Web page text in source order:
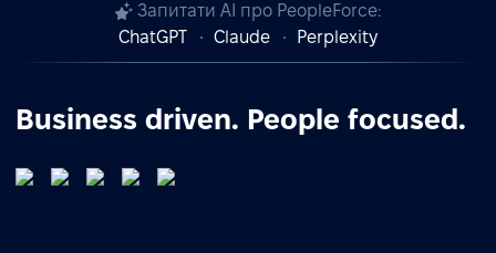
Запитати AI про PeopleForce:
ChatGPT
Claude Perplexity
Business driven. People focused.